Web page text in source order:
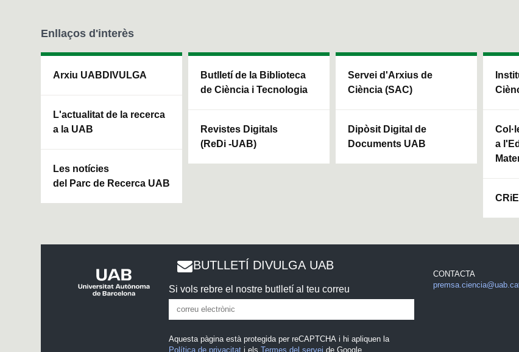
Enllaços d'interès
Arxiu UABDIVULGA
L'actualitat de la recerca
a la UAB
Les notícies
del Parc de Recerca UAB
Butlletí de la Biblioteca
de Ciència i Tecnologia
Revistes Digitals
(ReDi -UAB)
Servei d'Arxius de
Ciència (SAC)
Dipòsit Digital de
Documents UAB
a
BUTLLETÍ DIVULGA UAB
Si vols rebre el nostre butlletí al teu correu
Aquesta pàgina està protegida per reCAPTCHA i hi apliquen la
Política de privacitat i elsTermes del servei de Google.
CONTACTA